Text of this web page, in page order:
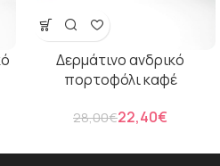
Δερμάτινο ανδρικό
πορτοφόλι καφέ
28,00€22,40€